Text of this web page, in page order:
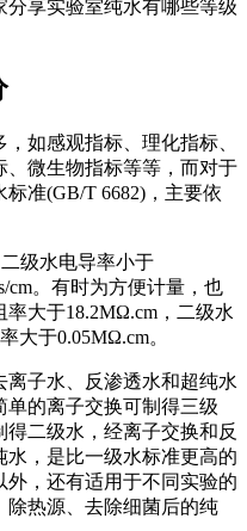
享实验室纯水有哪些等级
如感观指标、理化指标、
、微生物指标等等，而对于
准(GB/T 6682)，主要依
级水电导率小于
cm。有时为方便计量，也
大于18.2MΩ.cm，二级水
大于0.05MΩ.cm。
子水、反渗透水和超纯水
的离子交换可制得三级
二级水，经离子交换和反
，是比一级水标准更高的
，还有适用于不同实验的
除热源、去除细菌后的纯